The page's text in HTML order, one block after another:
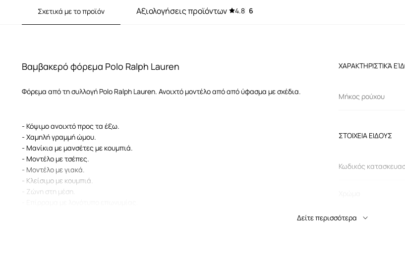
Σχετικά με το προϊόν Αξιολογήσεις προϊόντων 4.8 6
Βαμβακερό φόρεμα Polo Ralph Lauren
Φόρεμα από τη συλλογή Polo Ralph Lauren. Ανοιχτό μοντέλο από από ύφασμα με σχέδια.
- Κόψιμο ανοιχτό προς τα έξω.
- Χαμηλή γραμμή ώμου.
- Μανίκια με μανσέτες με κουμπιά.
- Μοντέλο με τσέπες.
- Μοντέλο με γιακά.
- Κλείσιμο με κουμπιά.
- Ζώνη στη μέση.
ΧΑΡΑΚΤΗΡΙΣΤΙΚΆ
Μήκος ρούχου
ΣΤΟΙΧΕΙΑ ΕΙΔΟΥΣ
Κωδικός
Μάρκα
Δείτε περισσότερα